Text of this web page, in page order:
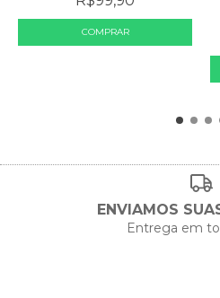
ENVIAMOS
Entrega em